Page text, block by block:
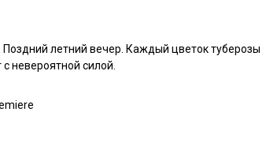
Поздний летний вечер. Каждый цветок туберозы
невероятной силой.